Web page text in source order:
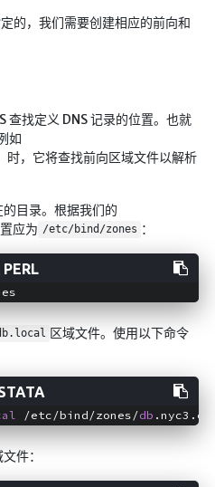
的，我们需要创建相应的前向和
查找定义 DNS 记录的位置。也就
如
，它将查找前向区域文件以解析
目录。根据我们的
应为 /etc/bind/zones ：
区域文件。使用以下命令
/etc/bind/zones/db
件：